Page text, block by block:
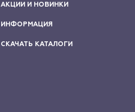
АКЦИИ И НОВИНКИ
ИНФОРМАЦИЯ
СКАЧАТЬ КАТАЛОГИ